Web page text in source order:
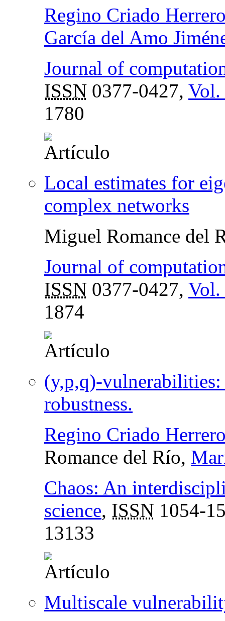
Regino Criado
García del Amo
Journal of
ISSN 0377-0427, Vol.
1780
Local estimates for
complex networks
Miguel Romance del
Journal of
ISSN 0377-0427, Vol.
1874
(y,p,q)-
robustness.
Regino Criado
Romance del Río,
Chaos: An
science, ISSN 1054-
13133
Multiscale